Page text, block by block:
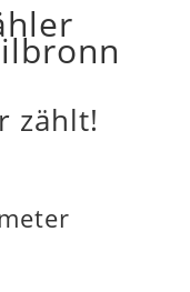
zählt!